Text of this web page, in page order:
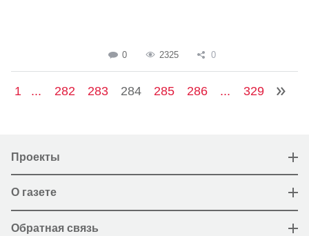
0 2325 0
1 ... 282 283 284 285 286 ... 329
Проекты
О газете
Обратная связь